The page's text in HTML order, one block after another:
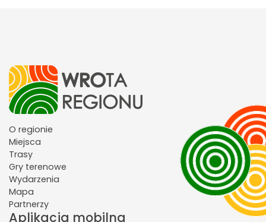
O regionie
Miejsca
Trasy
Gry terenowe
Wydarzenia
Mapa
Partnerzy
Aplikacja mobilna